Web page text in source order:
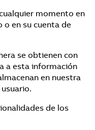
momento en
o en su cuenta de
se obtienen con
a esta información
en nuestra
de los